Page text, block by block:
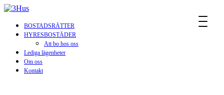
BOSTADSRÄTTER
HYRESBOSTÄDER
Att bo hos oss
Lediga lägenheter
Om oss
Kontakt